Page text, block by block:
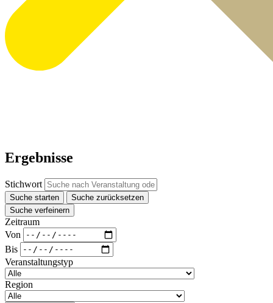
Ergebnisse
Stichwort
Suche starten
Suche zurücksetzen
Suche verfeinern
Zeitraum
Von
Bis
Veranstaltungstyp
Region